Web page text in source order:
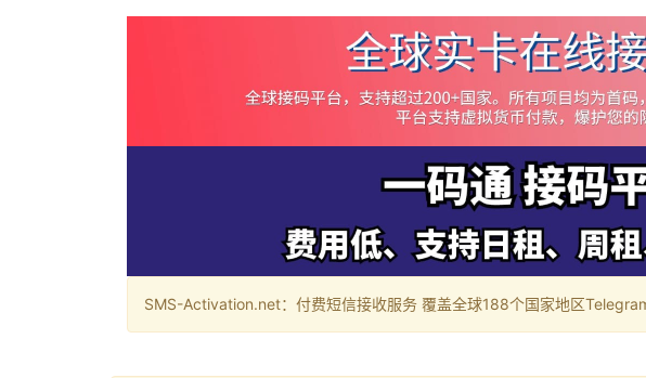
SMS-Activation.net：付费短信接收服务 覆盖全球188个国家地区